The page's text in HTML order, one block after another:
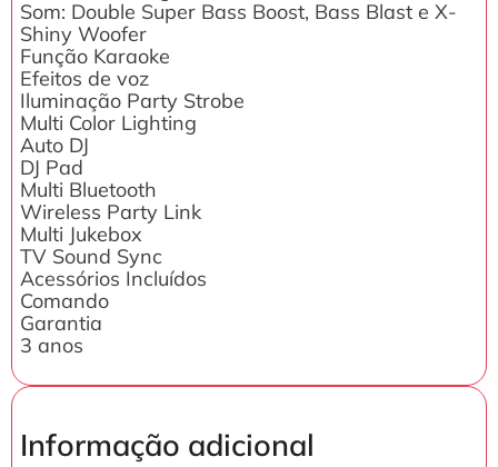
Som: Double Super Bass Boost, Bass Blast e X-
Shiny Woofer
Função Karaoke
Efeitos de voz
Iluminação Party Strobe
Multi Color Lighting
Auto DJ
DJ Pad
Multi Bluetooth
Wireless Party Link
Multi Jukebox
TV Sound Sync
Acessórios Incluídos
Comando
Garantia
3 anos
Informação adicional